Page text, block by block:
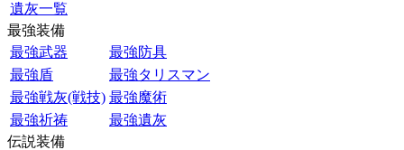
遺灰一覧
最強装備
最強武器
最強防具
最強盾
最強タリスマン
最強戦灰(戦技) 最強魔術
最強祈祷
最強遺灰
伝説装備